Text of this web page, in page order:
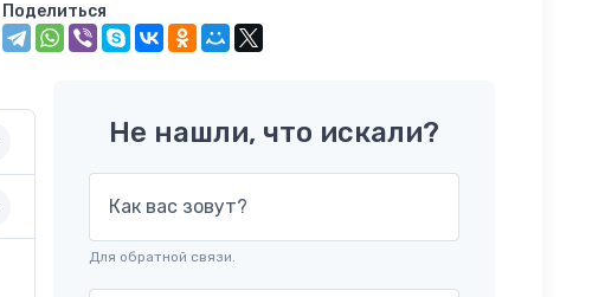
Поделиться
Не нашли, что искали?
Как вас зовут?
Для обратной связи.